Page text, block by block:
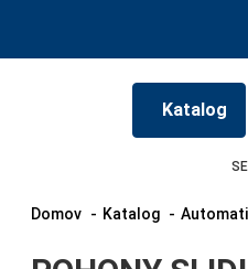
Katalog
Domov Katalog